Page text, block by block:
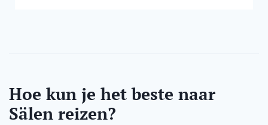
Hoe kun je het beste naar
Sälen reizen?